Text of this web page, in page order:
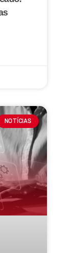
NOTÍCIAS